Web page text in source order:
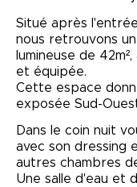
Situé après
nous retrouvons
lumineuse de
et équipée.
Cette espace
exposée Sud-
Dans le coin nuit
avec son dressing
autres chambres de
Une salle d'eau et